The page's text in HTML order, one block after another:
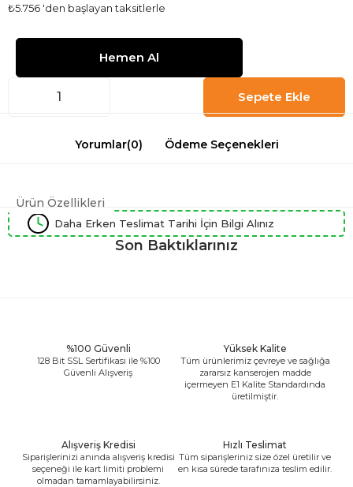
₺5.756 'den başlayan taksitlerle
Yorumlar(0) Ödeme Seçenekleri
Ürün Özellikleri
Daha Erken Teslimat Tarihi İçin Bilgi Alınız
Son Baktıklarınız
%100 Güvenli
128 Bit SSL Sertifikası ile %100
Güvenli Alışveriş
Yüksek Kalite
Tüm ürünlerimiz çevreye ve sağlığa
zararsız kanserojen madde
içermeyen E1 Kalite Standardında
üretilmiştir.
Alışveriş Kredisi
Siparişlerinizi anında alışveriş kredisi
seçeneği ile kart limiti problemi
olmadan tamamlayabilirsiniz.
Hızlı Teslimat
Tüm siparişleriniz size özel üretilir ve
en kısa sürede tarafınıza teslim edilir.